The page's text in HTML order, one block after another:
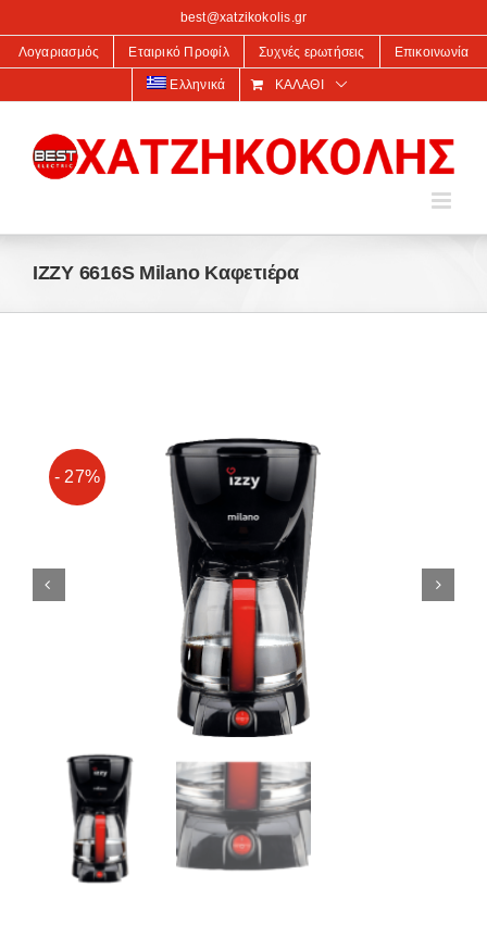
best@xatzikokolis.gr
Λογαριασμός Εταιρικό Προφίλ Συχνές ερωτήσεις Επικοινωνία
Ελληνικά ΚΑΛΆΘΙ
IZZY 6616S Milano Καφετιέρα
- 27%